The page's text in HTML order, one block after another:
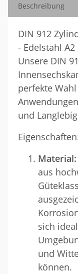
Beschreibung
DIN 912
- Edelstahl A2
Unsere DIN
perfekte
und
Material:
aus
sich
und
können.